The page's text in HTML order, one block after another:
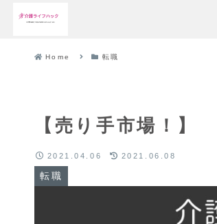
Home 転職
【売り手市場！
転職
2021.04.06 2021.06.08